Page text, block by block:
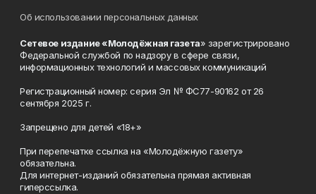
Об использовании персональных данных
Сетевое издание «Молодёжная газета» зарегистрировано
Федеральной службой по надзору в сфере связи,
информационных технологий и массовых коммуникаций
Регистрационный номер: серия Эл № ФС77-90162 от 26
сентября 2025 г.
Запрещено для детей «18+»
При перепечатке ссылка на «Молодёжную газету»
обязательна.
Для интернет-изданий обязательна прямая активная
гиперссылка.